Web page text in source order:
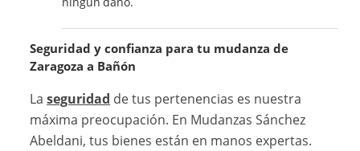
Seguridad y confianza para tu mudanza de
Zaragoza a Bañón
Laseguridad de tus pertenencias es nuestra
máxima preocupación. En Mudanzas Sánchez
Abeldani, tus bienes están en manos expertas.